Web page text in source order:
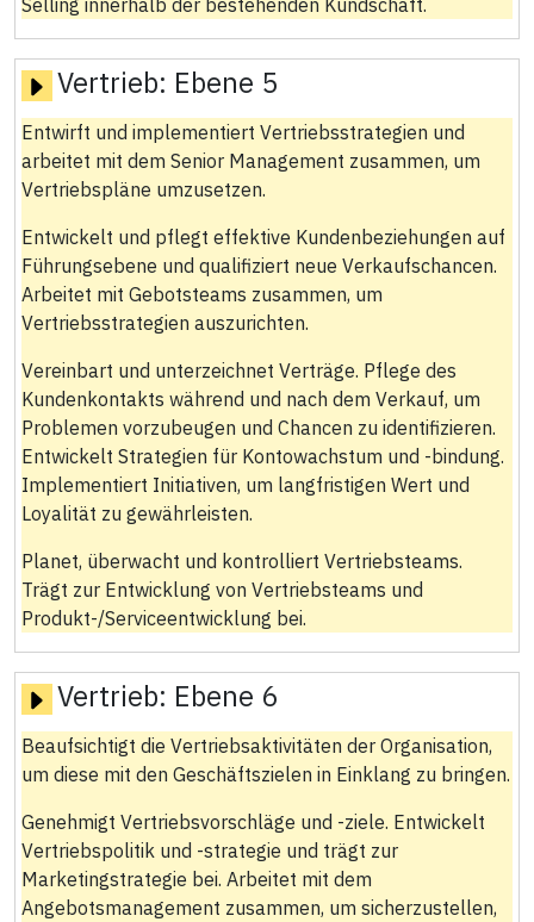
Selling innerhalb der bestehenden Kundschaft.
Vertrieb: Ebene 5
Entwirft und implementiert Vertriebsstrategien und
arbeitet mit dem Senior Management zusammen, um
Vertriebspläne umzusetzen.
Entwickelt und pflegt effektive Kundenbeziehungen auf
Führungsebene und qualifiziert neue Verkaufschancen.
Arbeitet mit Gebotsteams zusammen, um
Vertriebsstrategien auszurichten.
Vereinbart und unterzeichnet Verträge. Pflege des
Kundenkontakts während und nach dem Verkauf, um
Problemen vorzubeugen und Chancen zu identifizieren.
Entwickelt Strategien für Kontowachstum und -bindung.
Implementiert Initiativen, um langfristigen Wert und
Loyalität zu gewährleisten.
Planet, überwacht und kontrolliert Vertriebsteams.
Trägt zur Entwicklung von Vertriebsteams und
Produkt-/Serviceentwicklung bei.
Vertrieb: Ebene 6
Beaufsichtigt die Vertriebsaktivitäten der Organisation,
um diese mit den Geschäftszielen in Einklang zu bringen.
Genehmigt Vertriebsvorschläge und -ziele. Entwickelt
Vertriebspolitik und -strategie und trägt zur
Marketingstrategie bei. Arbeitet mit dem
Angebotsmanagement zusammen, um sicherzustellen,